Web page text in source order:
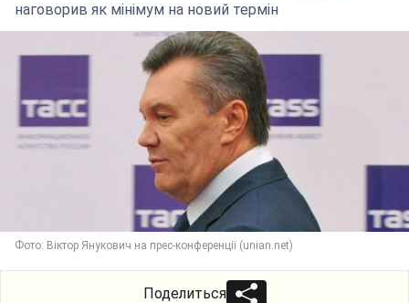
наговорив як мінімум на новий термін
Фото: Віктор Янукович на прес-конференції (unian.net)
Поделиться